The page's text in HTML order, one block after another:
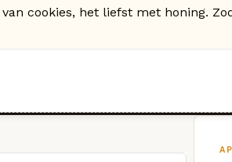
van cookies, het liefst met honing.